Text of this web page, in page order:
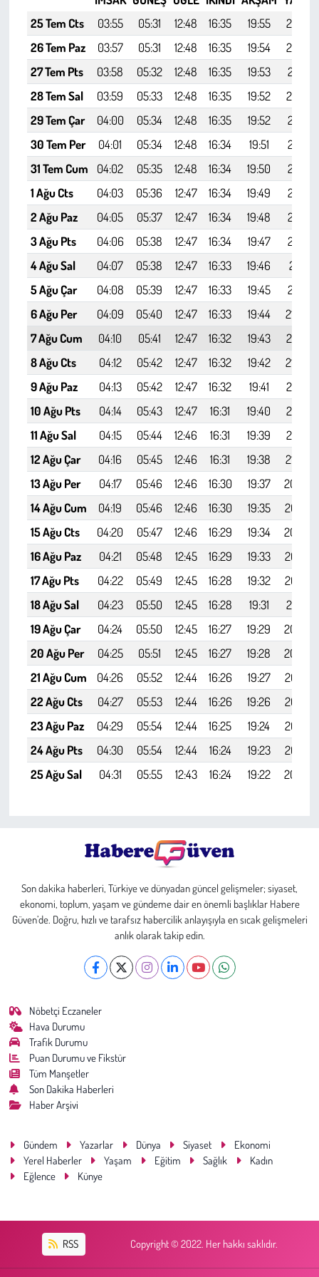
25 Tem Cts
03:55 05:31 12:48 16:35 19:55
21:23
26 Tem Paz
03:57 05:31 12:48 16:35 19:54
21:22
27 Tem Pts
03:58 05:32 12:48 16:35 19:53
21:21
28 Tem Sal
03:59 05:33 12:48 16:35 19:52
21:20
29 Tem Çar
04:00 05:34 12:48 16:35 19:52
21:19
30 Tem Per
04:01 05:34 12:48 16:34 19:51
21:18
31 Tem Cum
04:02 05:35 12:48 16:34 19:50
21:16
1 Ağu Cts
04:03 05:36 12:47 16:34 19:49
21:15
2 Ağu Paz
04:05 05:37 12:47 16:34 19:48
21:14
3 Ağu Pts
04:06 05:38 12:47 16:34 19:47
21:13
4 Ağu Sal
04:07 05:38 12:47 16:33 19:46
21:11
5 Ağu Çar
04:08 05:39 12:47 16:33 19:45
21:10
6 Ağu Per
04:09 05:40 12:47 16:33 19:44
21:09
7 Ağu Cum
04:10 05:41 12:47 16:32 19:43
21:07
8 Ağu Cts
04:12 05:42 12:47 16:32 19:42
21:06
9 Ağu Paz
04:13 05:42 12:47 16:32 19:41
21:05
10 Ağu Pts
04:14 05:43 12:47 16:31 19:40
21:03
11 Ağu Sal
04:15 05:44 12:46 16:31 19:39
21:02
12 Ağu Çar
04:16 05:45 12:46 16:31 19:38
21:00
13 Ağu Per
04:17 05:46 12:46 16:30 19:37
20:59
14 Ağu Cum
04:19 05:46 12:46 16:30 19:35
20:57
15 Ağu Cts
04:20 05:47 12:46 16:29 19:34
20:56
16 Ağu Paz
04:21 05:48 12:45 16:29 19:33
20:54
17 Ağu Pts
04:22 05:49 12:45 16:28 19:32
20:53
18 Ağu Sal
04:23 05:50 12:45 16:28 19:31
20:51
19 Ağu Çar
04:24 05:50 12:45 16:27 19:29
20:50
20 Ağu Per
04:25 05:51 12:45 16:27 19:28
20:48
21 Ağu Cum
04:26 05:52 12:44 16:26 19:27
20:47
22 Ağu Cts
04:27 05:53 12:44 16:26 19:26
20:45
23 Ağu Paz
04:29 05:54 12:44 16:25 19:24
20:44
24 Ağu Pts
04:30 05:54 12:44 16:24 19:23
20:42
25 Ağu Sal
04:31 05:55 12:43 16:24 19:22 20:40
Son dakika haberleri, Türkiye ve dünyadan güncel gelişmeler; siyaset,
ekonomi, toplum, yaşam ve gündeme dair en önemli başlıklar Habere
Güven’de. Doğru, hızlı ve tarafsız habercilik anlayışıyla en sıcak gelişmeleri
anlık olarak takip edin.
Nöbetçi Eczaneler
Hava Durumu
Trafik Durumu
Puan Durumu ve Fikstür
Tüm Manşetler
Son Dakika Haberleri
Haber Arşivi
Gündem Yazarlar Dünya Siyaset
Ekonomi
Yerel Haberler
Yaşam Eğitim Sağlık
Kadın
Eğlence
Künye
RSS Copyright © 2022. Her hakkı saklıdır.
Eğlence